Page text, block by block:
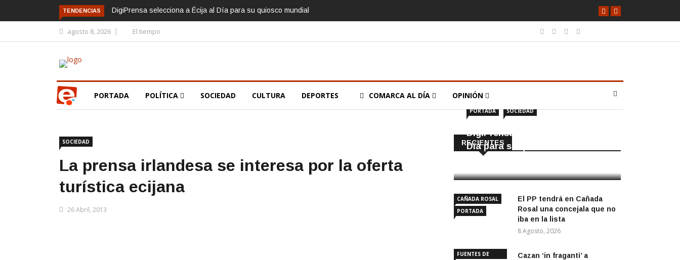
TENDENCIAS DigiPrensa selecciona a Écija al Día para su quiosco mundial
agosto 8, 2026 El tiempo
PORTADA POLÍTICA SOCIEDAD CULTURA DEPORTES COMARCA AL DÍA OPINIÓN
SOCIEDAD
La prensa irlandesa se interesa por la oferta
turística ecijana
26 Abril, 2013
RECIENTES
PORTADA SOCIEDAD
DigiPrensa selecciona a Écija al
Día para su quiosco mundial
CAÑADA ROSAL
PORTADA
El PP tendrá en Cañada
Rosal una concejala que no
iba en la lista
8 Agosto, 2026
FUENTES DE
Cazan ‘in fraganti’ a